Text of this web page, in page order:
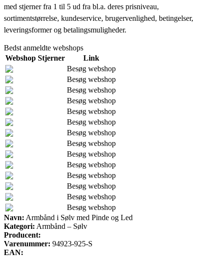
med stjerner fra 1 til 5 ud fra bl.a. deres prisniveau,
sortimentstørrelse, kundeservice, brugervenlighed, betingelser,
leveringsformer og betalingsmuligheder.
Bedst anmeldte webshops
Webshop Stjerner
Link
Besøg webshop
Besøg webshop
Besøg webshop
Besøg webshop
Besøg webshop
Besøg webshop
Besøg webshop
Besøg webshop
Besøg webshop
Besøg webshop
Besøg webshop
Besøg webshop
Besøg webshop
Besøg webshop
Navn: Armbånd i Sølv med Pinde og Led
Kategori: Armbånd – Sølv
Producent:
Varenummer: 94923-925-S
EAN: